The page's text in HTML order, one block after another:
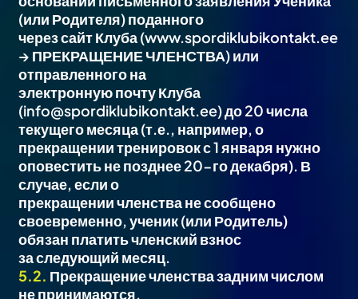
(или Родителя) поданного
через сайт Клуба (www.spordiklubikontakt.ee
→ ПРЕКРАЩЕНИЕ ЧЛЕНСТВА) или
отправленного на
электронную почту Клуба
(info@spordiklubikontakt.ee) до 20 числа
текущего месяца (т.е., например, о
прекращении тренировок с 1 января нужно
оповестить не позднее 20-го декабря). В
случае, если о
прекращении членства не сообщено
своевременно, ученик (или Родитель)
обязан платить членский взнос
за следующий месяц.
5.2. Прекращение членства задним числом
не принимаются.